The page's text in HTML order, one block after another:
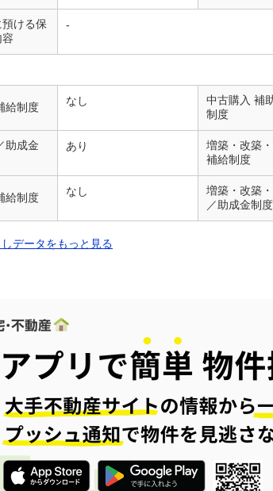
ける保
-
給制度 なし
中古購入 補
制度
助成金
あり
増築・改築
補給制度
給制度 なし
増築・改築
／助成金制度
データをもっと見る